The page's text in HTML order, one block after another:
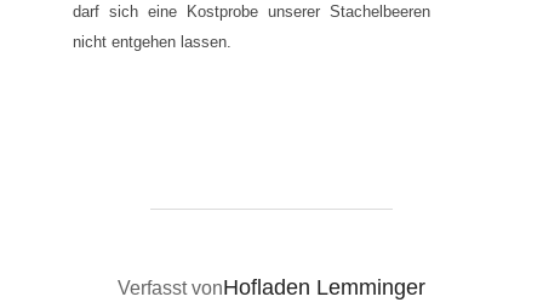
darf sich eine Kostprobe unserer Stachelbeeren
nicht entgehen lassen.
BEITRAGSAUTOR
Verfasst vonHofladen Lemminger